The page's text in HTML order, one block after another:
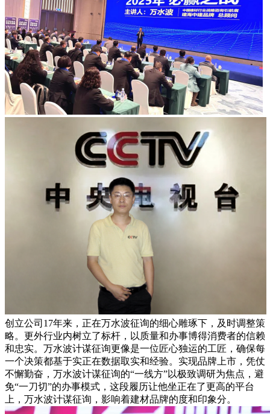
创立公司17年来，正在万水波征询的细心雕琢下，及时调整策
略。更外行业内树立了标杆，以质量和办事博得消费者的信赖
和忠实。万水波计谋征询更像是一位匠心独运的工匠，确保每
一个决策都基于实正在数据取实和经验。实现品牌上市，凭仗
不懈勤奋，万水波计谋征询的“一线方”以极致调研为焦点，避
免“一刀切”的办事模式，这段履历让他坐正在了更高的平台
上，万水波计谋征询，影响着建材品牌的度和印象分。